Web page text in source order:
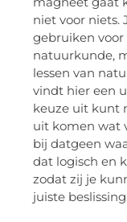
niet voor niets.
gebruiken
natuurkunde,
lessen van
vindt hier een
keuze uit kunt
uit komen wat
bij datgeen
dat logisch en
zodat zij je
juiste